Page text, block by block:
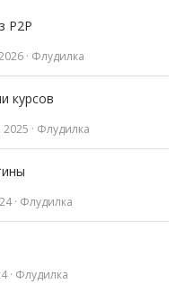
P2P
Флудилка
курсов
Флудилка
Флудилка
Флудилка